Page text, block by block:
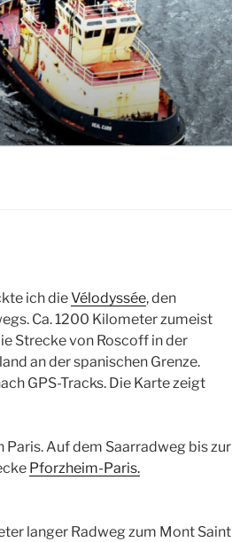
ich dieVélodyssée, den
Ca. 1200 Kilometer zumeist
Strecke von Roscoff in der
an der spanischen Grenze.
GPS-Tracks. Die Karte zeigt
Auf dem Saarradweg bis zur
Pforzheim-Paris.
langer Radweg zum Mont Saint